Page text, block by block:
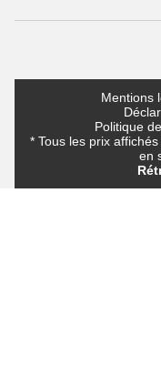
Mentions
Politique
* Tous les prix
en